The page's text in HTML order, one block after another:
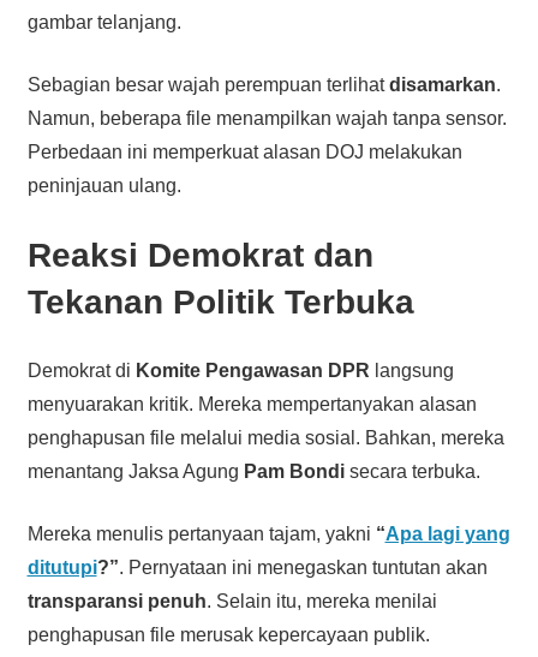
gambar telanjang.
Sebagian besar wajah perempuan terlihatdisamarkan.
Namun, beberapa file menampilkan wajah tanpa sensor.
Perbedaan ini memperkuat alasan DOJ melakukan
peninjauan ulang.
Reaksi Demokrat dan
Tekanan Politik Terbuka
Demokrat di Komite Pengawasan DPR langsung
menyuarakan kritik. Mereka mempertanyakan alasan
penghapusan file melalui media sosial. Bahkan, mereka
menantang Jaksa Agung Pam Bondisecara terbuka.
Mereka menulis pertanyaan tajam, yakni “Apa lagi yang
ditutupi?”. Pernyataan ini menegaskan tuntutan akan
transparansi penuh. Selain itu, mereka menilai
penghapusan file merusak kepercayaan publik.